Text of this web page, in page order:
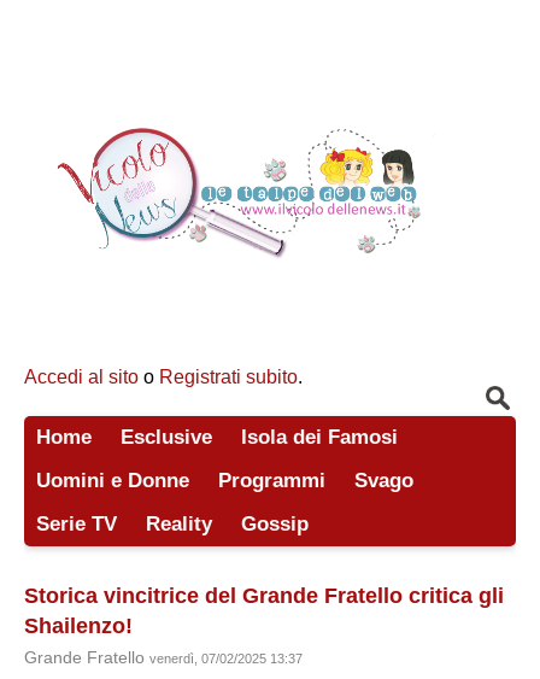
Accedi al sito o Registrati subito.
Home Esclusive
Isola dei Famosi
Uomini e Donne
Programmi
Svago
Serie TV
Reality Gossip
Storica vincitrice del Grande Fratello critica gli
Shailenzo!
Grande Fratello venerdì, 07/02/2025 13:37